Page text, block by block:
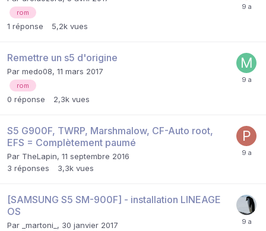
rom
1 réponse 5,2k vues
Remettre un s5 d'origine
Par medo08, 11 mars 2017
rom
0 réponse 2,3k vues
S5 G900F, TWRP, Marshmalow, CF-Auto root,
EFS = Complètement paumé
Par TheLapin, 11 septembre 2016
3 réponses 3,3k vues
[SAMSUNG S5 SM-900F] - installation LINEAGE
OS
Par _martoni_ , 30 janvier 2017